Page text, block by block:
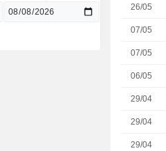
26/05
07/05
07/05
06/05
29/04
29/04
29/04